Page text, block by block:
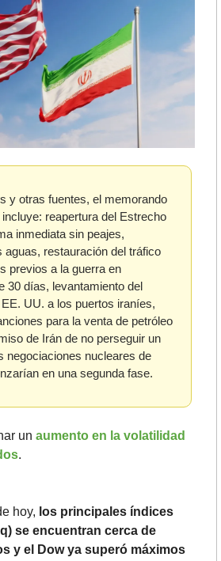
y otras fuentes, el memorando
reapertura del Estrecho
inmediata sin peajes,
aguas, restauración del tráfico
previos a la guerra en
30 días, levantamiento del
UU. a los puertos iraníes,
para la venta de petróleo
de Irán de no perseguir un
negociaciones nucleares de
en una segunda fase.
un aumento en la volatilidad
.
hoy, los principales índices
se encuentran cerca de
y el Dow ya superó máximos